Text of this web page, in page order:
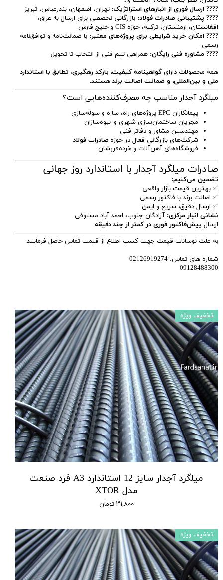
???? ارسال فوری از انبارهای استراتژیک: تهران، اصفهان، بندرعباس، تبریز
???? پشتیبانی صادرات فولاد: بازرگانی تخصصی برای ارسال به عراق،
افغانستان، ارمنستان، ترکیه، حوزه CIS و خلیج فارس
???? امکان خرید شرایطی برای پروژه‌های معتبر: با ضمانت‌نامه و توافق‌نامه
رسمی
???? مشاوره فنی رایگان: همراهی تیم فنی از انتخاب تا تحویل
همه محصولات دارای گواهینامه کیفیت، بارکد رهگیری، تطابق با استاندارد
ملی و بین‌المللی، و ضمانت اصالت برند هستند.
میلگرد آجدار مناسب چه مصرف‌کننده‌هایی است؟
پیمانکاران EPC پروژه‌های راه، سازه و سوله‌سازی
مجریان ساختمان‌سازی شهری و انبوه‌سازان
مهندسین مشاور و دفاتر فنی
شرکت‌های بازرگانی فعال در حوزه صادرات فولاد
فروشگاه‌های آهن‌آلات و خرده‌فروشان
صادرات میلگرد آجدار با استاندارد روز جهانی
تضمین می‌کنیم:
✅ بهترین قیمت بازار واقعی
✅ اصالت برند با فاکتور رسمی
✅ ارسال دقیق، سریع و ایمن
نشانی انبار مرکزی: آزادگان جنوب، احمد آباد مستوفی
ارسال پیش‌فاکتور فوری در کمتر از چند دقیقه
به علت نوسانات قیمت جهت کسب اطلاع از قیمت تماس حاصل فرمایید.
شماره های تماس: 02126919274
09128488300
میلگرد آجدار سایز 12 استاندارد A3 فرد صنعت
مدل XTOR
۳۱,۸۰۰ تومان
تخفیف ویژه
تخفیف ویژه